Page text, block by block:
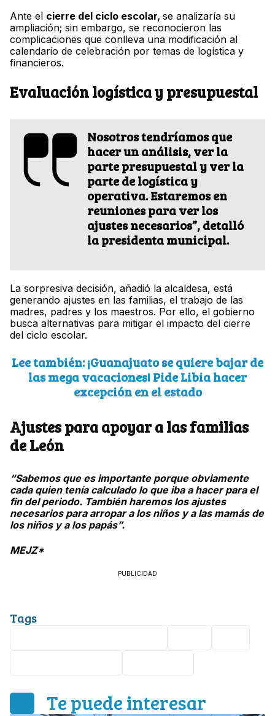
Ante el cierre del ciclo escolar, se analizaría su
ampliación; sin embargo, se reconocieron las
complicaciones que conlleva una modificación al
calendario de celebración por temas de logística y
financieros.
Evaluación logística y presupuestal
Nosotros tendríamos que
hacer un análisis, ver la
parte presupuestal y ver la
parte de logística y
operativa. Estaremos en
reuniones para ver los
ajustes necesarios”, detalló
la presidenta municipal.
La sorpresiva decisión, añadió la alcaldesa, está
generando ajustes en las familias, el trabajo de las
madres, padres y los maestros. Por ello, el gobierno
busca alternativas para mitigar el impacto del cierre
del ciclo escolar.
Lee también: ¡Guanajuato se quiere bajar de
las mega vacaciones! Pide Libia hacer
excepción en el estado
Ajustes para apoyar a las familias
de León
“Sabemos que es importante porque obviamente
cada quien tenía calculado lo que iba a hacer para el
fin del periodo. También haremos los ajustes
necesarios para arropar a los niños y a las mamás de
los niños y a los papás”.
MEJZ*
PUBLICIDAD
Tags
Te puede interesar